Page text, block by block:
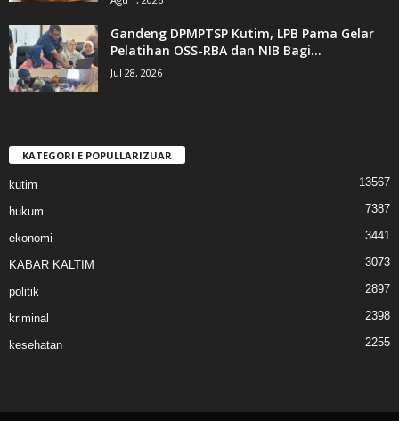
Gandeng DPMPTSP Kutim, LPB Pama Gelar
Pelatihan OSS-RBA dan NIB Bagi...
Jul 28, 2026
KATEGORI E POPULLARIZUAR
kutim 13567
hukum 7387
ekonomi 3441
KABAR KALTIM 3073
politik 2897
kriminal 2398
kesehatan 2255